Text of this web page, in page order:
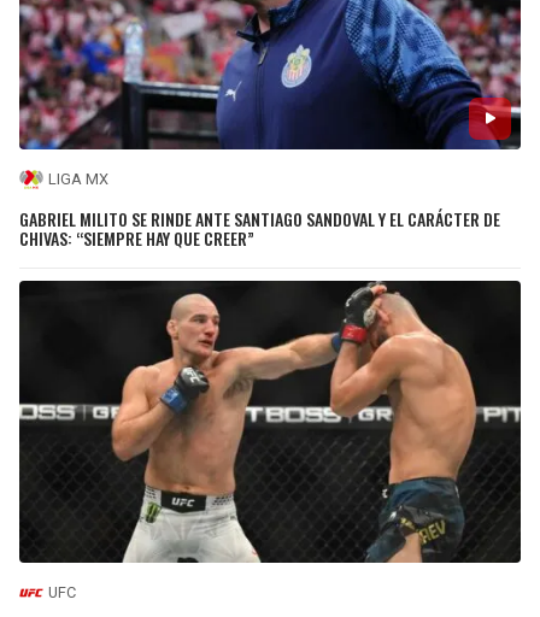
LIGA MX
GABRIEL MILITO SE RINDE ANTE SANTIAGO SANDOVAL Y EL CARÁCTER DE
CHIVAS: “SIEMPRE HAY QUE CREER”
UFC